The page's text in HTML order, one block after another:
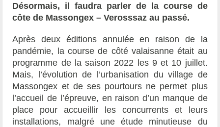
Désormais, il faudra parler de la course de
côte de Massongex – Verosssaz au passé.
Après deux éditions annulée en raison de la
pandémie, la course de côté valaisanne était au
programme de la saison 2022 les 9 et 10 juillet.
Mais, l’évolution de l’urbanisation du village de
Massongex et de ses pourtours ne permet plus
l’accueil de l’épreuve, en raison d’un manque de
place pour accueillir les concurrents et leurs
installations, malgré une étude minutieuse du